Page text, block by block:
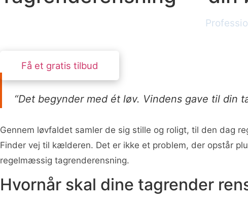
Få et gratis tilbud
“Det begynder med ét løv. Vindens gave til din
Gennem løvfaldet samler de sig stille og roligt, til den dag
Finder vej til kælderen. Det er ikke et problem, der opstår
regelmæssig tagrenderensning.
Hvornår skal dine tagrender